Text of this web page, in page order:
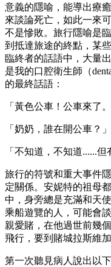
意義的隱喻，能導出療
來談論死亡，如此一來
不是慘敗。旅行隱喻是
到抵達旅途的終點，某
臨終者的話語中，大量
是我的口腔衛生師（
的最終話語：
「黃色公車！公車來了。
「奶奶，誰在開公車？」
「不知道，不知道......但
旅行的符號和重大事件
定關係。安妮特的祖母
中，身旁總是充滿和天
乘船遊覽的人，可能會
親愛賭，在他過世前幾
飛行，要到賭城拉斯維加
第一次聽見病人說出以